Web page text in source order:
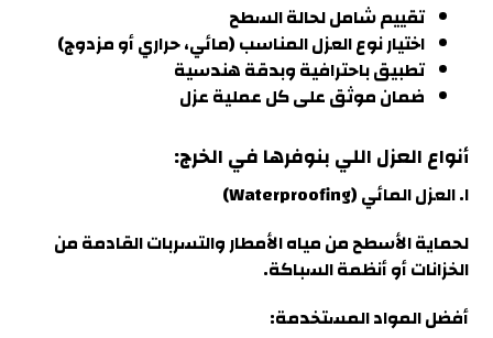
تقييم شامل لحالة السطح
اختيار نوع العزل المناسب (مائي، حراري أو مزدوج)
تطبيق باحترافية وبدقة هندسية
ضمان موثق على كل عملية عزل
أنواع العزل اللي بنوفرها في الخرج:
١. العزل المائي (Waterproofing)
لحماية الأسطح من مياه الأمطار والتسربات القادمة من
الخزانات أو أنظمة السباكة.
أفضل المواد المستخدمة: